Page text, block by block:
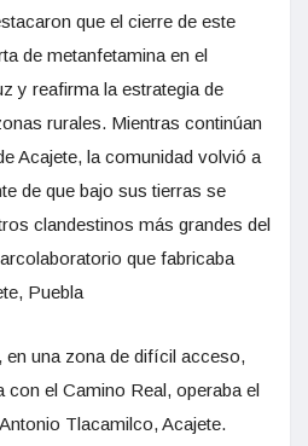
que el cierre de este
de metanfetamina en el
y reafirma la estrategia de
rurales. Mientras continúan
Acajete, la comunidad volvió a
de que bajo sus tierras se
clandestinos más grandes del
que fabricaba
Puebla
en una zona de difícil acceso,
con el Camino Real, operaba el
Tlacamilco, Acajete.